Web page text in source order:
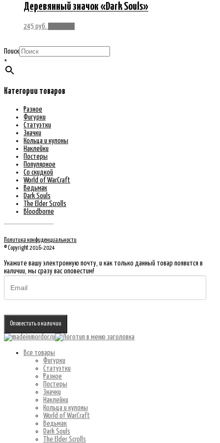
Деревянный значок «Dark Souls»
245 руб.
Поиск
×
Категории товаров
Разное
Фигурки
Статуэтки
Значки
Кольца и кулоны
Наклейки
Постеры
Популярное
Со скидкой
World of WarCraft
Ведьмак
Dark Souls
The Elder Scrolls
Bloodborne
Политика конфиденциальности
© Copyright 2016-2024
Укажите вашу электронную почту, и как только данный товар появится в
наличии, мы сразу вас оповестим!
Оповестить о наличии
Все товары
Фигурки
Статуэтки
Разное
Постеры
Значки
Наклейки
Кольца и кулоны
World of WarCraft
Ведьмак
Dark Souls
The Elder Scrolls